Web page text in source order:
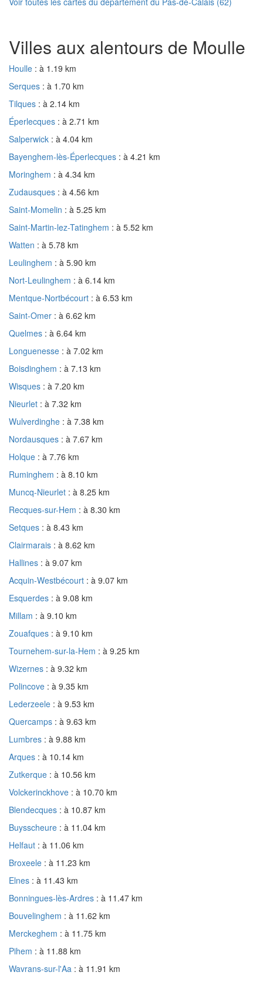
Villes aux alentours de Moulle
Houlle : à 1.19 km
Serques : à 1.70 km
Tilques : à 2.14 km
Éperlecques : à 2.71 km
Salperwick : à 4.04 km
Bayenghem-lès-Éperlecques : à 4.21 km
Moringhem : à 4.34 km
Zudausques : à 4.56 km
Saint-Momelin : à 5.25 km
Saint-Martin-lez-Tatinghem : à 5.52 km
Watten : à 5.78 km
Leulinghem : à 5.90 km
Nort-Leulinghem : à 6.14 km
Mentque-Nortbécourt : à 6.53 km
Saint-Omer : à 6.62 km
Quelmes : à 6.64 km
Longuenesse : à 7.02 km
Boisdinghem : à 7.13 km
Wisques : à 7.20 km
Nieurlet : à 7.32 km
Wulverdinghe : à 7.38 km
Nordausques : à 7.67 km
Holque : à 7.76 km
Ruminghem : à 8.10 km
Muncq-Nieurlet : à 8.25 km
Recques-sur-Hem : à 8.30 km
Setques : à 8.43 km
Clairmarais : à 8.62 km
Hallines : à 9.07 km
Acquin-Westbécourt : à 9.07 km
Esquerdes : à 9.08 km
Millam : à 9.10 km
Zouafques : à 9.10 km
Tournehem-sur-la-Hem : à 9.25 km
Wizernes : à 9.32 km
Polincove : à 9.35 km
Lederzeele : à 9.53 km
Quercamps : à 9.63 km
Lumbres : à 9.88 km
Arques : à 10.14 km
Zutkerque : à 10.56 km
Volckerinckhove : à 10.70 km
Blendecques : à 10.87 km
Buysscheure : à 11.04 km
Helfaut : à 11.06 km
Broxeele : à 11.23 km
Elnes : à 11.43 km
Bonningues-lès-Ardres : à 11.47 km
Bouvelinghem : à 11.62 km
Merckeghem : à 11.75 km
Pihem : à 11.88 km
Wavrans-sur-l'Aa : à 11.91 km